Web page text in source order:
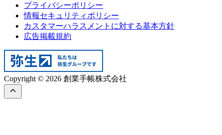
プライバシーポリシー
情報セキュリティポリシー
カスタマーハラスメントに対する基本方針
広告掲載規約
Copyright © 2026 創業手帳株式会社